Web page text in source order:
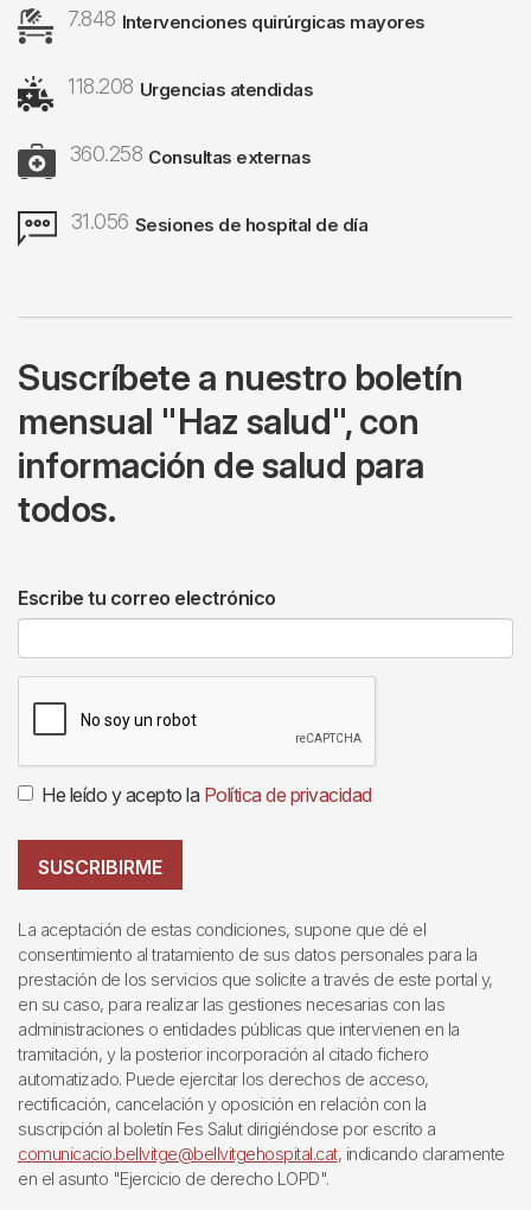
Image 7.848 Intervenciones quirúrgicas mayores
Image118.208 Urgencias atendidas
Image 360.258 Consultas externas
Image 31.056 Sesiones de hospital de día
Suscríbete a nuestro boletín
mensual "Haz salud", con
información de salud para
todos.
Escribe tu correo electrónico
He leído y acepto la Política de privacidad
SUSCRIBIRME
La aceptación de estas condiciones, supone que dé el
consentimiento al tratamiento de sus datos personales para la
prestación de los servicios que solicite a través de este portal y,
en su caso, para realizar las gestiones necesarias con las
administraciones o entidades públicas que intervienen en la
tramitación, y la posterior incorporación al citado fichero
automatizado. Puede ejercitar los derechos de acceso,
rectificación, cancelación y oposición en relación con la
suscripción al boletín Fes Salut dirigiéndose por escrito a
comunicacio.bellvitge@bellvitgehospital.cat, indicando claramente
en el asunto "Ejercicio de derecho LOPD".